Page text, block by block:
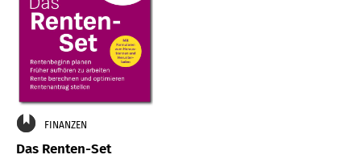
FINANZEN
Das Renten-Set